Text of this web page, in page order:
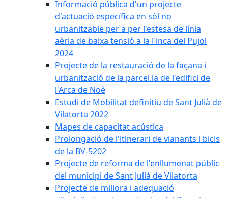
Informació pública d'un projecte
d'actuació específica en sòl no
urbanitzable per a per l'estesa de línia
aèria de baixa tensió a la Finca del Pujol
2024
Projecte de la restauració de la façana i
urbanització de la parcel.la de l'edifici de
l'Arca de Noè
Estudi de Mobilitat definitiu de Sant Julià de
Vilatorta 2022
Mapes de capacitat acústica
Prolongació de l'itinerari de vianants i bicis
de la BV-5202
Projecte de reforma de l'enllumenat públic
del municipi de Sant Julià de Vilatorta
Projecte de millora i adequació